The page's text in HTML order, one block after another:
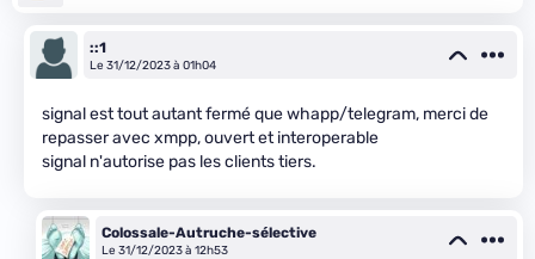
::1
Le 31/12/2023 à 01h04
signal est tout autant fermé que whapp/telegram, merci de
repasser avec xmpp, ouvert et interoperable
signal n'autorise pas les clients tiers.
Colossale-Autruche-sélective
Le 31/12/2023 à 12h53